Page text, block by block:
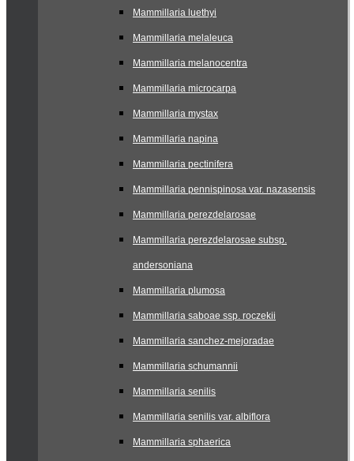
Mammillaria luethyi
Mammillaria melaleuca
Mammillaria melanocentra
Mammillaria microcarpa
Mammillaria mystax
Mammillaria napina
Mammillaria pectinifera
Mammillaria pennispinosa var. nazasensis
Mammillaria perezdelarosae
Mammillaria perezdelarosae subsp.
andersoniana
Mammillaria plumosa
Mammillaria saboae ssp. roczekii
Mammillaria sanchez-mejoradae
Mammillaria schumannii
Mammillaria senilis
Mammillaria senilis var. albiflora
Mammillaria sphaerica